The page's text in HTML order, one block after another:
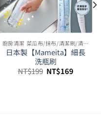
廚房清潔 菜瓜布/抹布/清潔刷/清潔劑等周邊
日本製【Mameita】細長
洗瓶刷
NT$199 原
始
NT$169